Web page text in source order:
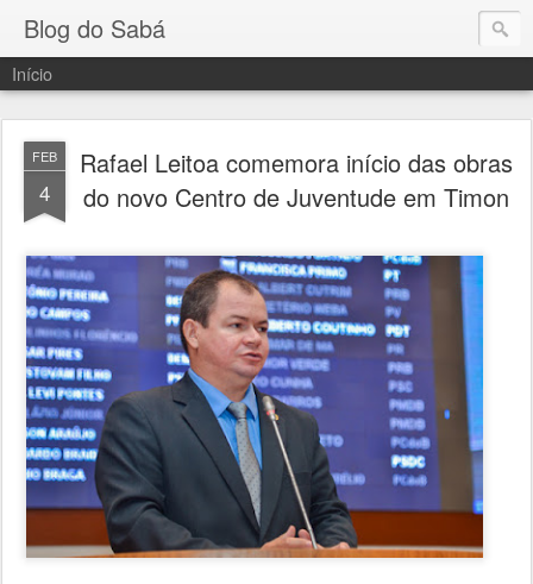
Blog do Sabá
Início
FEB
4
Rafael Leitoa comemora início das obras
do novo Centro de Juventude em Timon